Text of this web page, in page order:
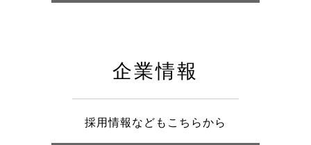
企業情報
採用情報などもこちらから